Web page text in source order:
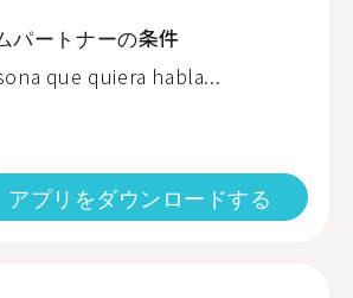
パートナーの条件
que quiera habla...
アプリをダウンロードする